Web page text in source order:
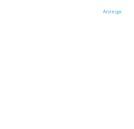
Anzeige